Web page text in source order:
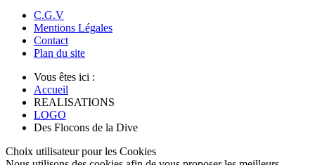
C.G.V
Mentions Légales
Contact
Plan du site
Vous êtes ici :
Accueil
REALISATIONS
LOGO
Des Flocons de la Dive
Choix utilisateur pour les Cookies